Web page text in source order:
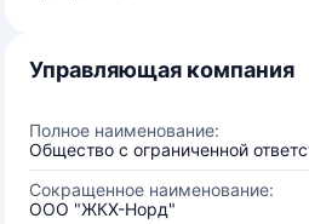
Управляющая компания
Полное наименование:
Общество с ограниченной
Сокращенное наименование:
ООО "ЖКХ-Норд"